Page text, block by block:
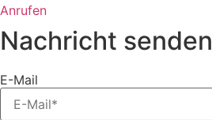
Anrufen
Nachricht senden
E-Mail